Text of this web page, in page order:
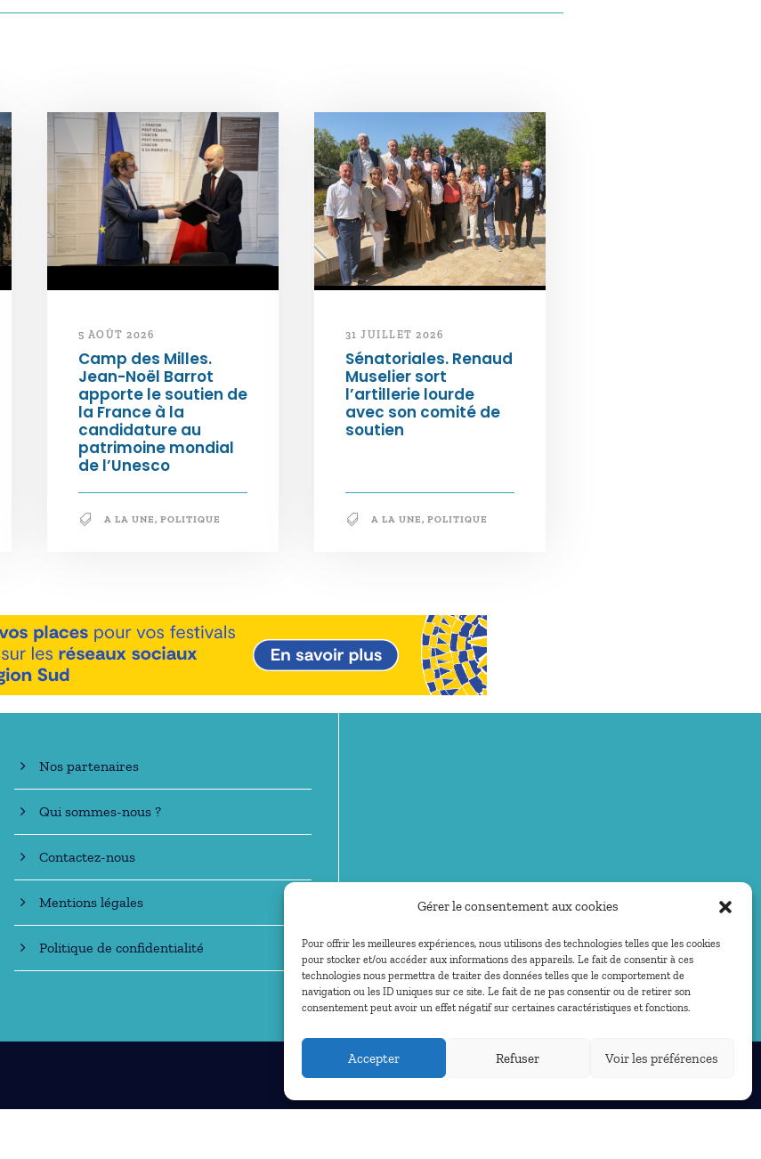
Gérer le consentement aux cookies
Pour offrir les meilleures expériences, nous utilisons des technologies telles que les cookies
pour stocker et/ou accéder aux informations des appareils. Le fait de consentir à ces
technologies nous permettra de traiter des données telles que le comportement de
navigation ou les ID uniques sur ce site. Le fait de ne pas consentir ou de retirer son
consentement peut avoir un effet négatif sur certaines caractéristiques et fonctions.
Accepter Refuser Voir les préférences
5 AOÛT 2026
Camp des Milles.
Jean-Noël Barrot
apporte le soutien de
la France à la
candidature au
patrimoine mondial
de l’Unesco
A LA UNE, POLITIQUE
31 JUILLET 2026
Sénatoriales. Renaud
Muselier sort
l’artillerie lourde
avec son comité de
soutien
A LA UNE, POLITIQUE
En savoir +
Nos partenaires
Qui sommes-nous ?
Contactez-nous
Mentions légales
Politique de confidentialité